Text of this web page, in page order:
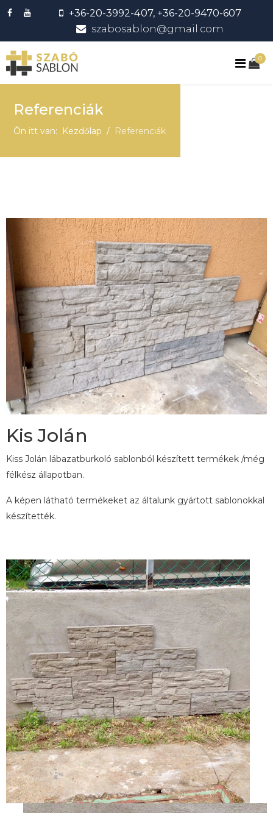
+36-20-3992-407, +36-20-9470-607
szabosablon@gmail.com
0
Referenciák
Ön itt van: Kezdőlap Referenciák
Kis Jolán
Kiss Jolán lábazatburkoló sablonból készített termékek /még
félkész állapotban.
A képen látható termékeket az általunk gyártott sablonokkal
készítették.